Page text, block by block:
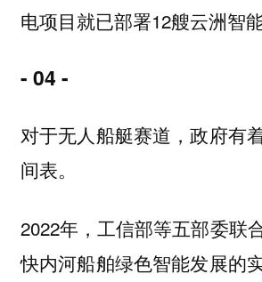
电项目就已部署12艘云洲智能
- 04 -
对于无人船艇赛道，政府有
间表。
2022年，工信部等五部委联
快内河船舶绿色智能发展的